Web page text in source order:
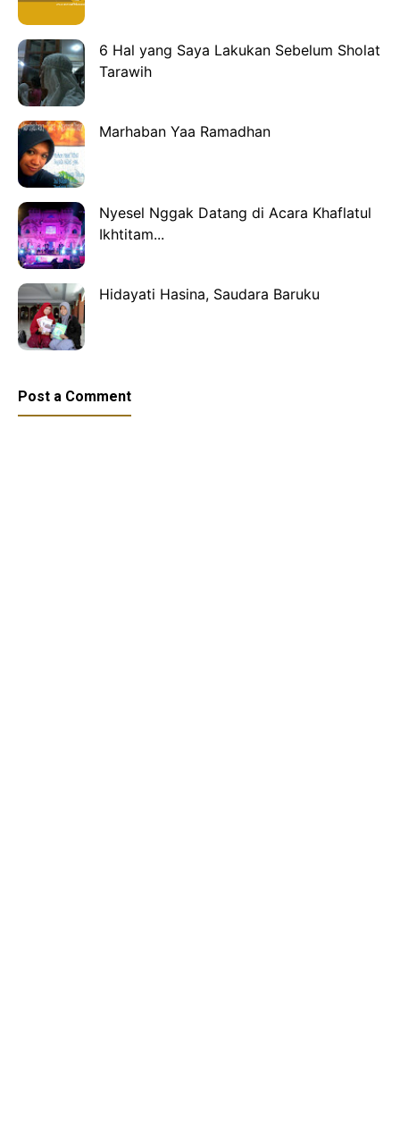
6 Hal yang Saya Lakukan Sebelum Sholat
Tarawih
Marhaban Yaa Ramadhan
Nyesel Nggak Datang di Acara Khaflatul
Ikhtitam...
Hidayati Hasina, Saudara Baruku
Post a Comment